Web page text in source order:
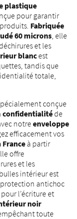
plastique
pour garantir
Fabriquée
60 microns, elle
et les
blancest
tandis que
totale,
conçue
confidentialitéde
notreenveloppe
efficacement vos
France à partir
offre
et les
intérieur est
antichoc
l’écriture et
noir
toute